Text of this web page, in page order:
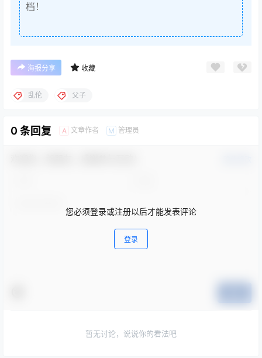
档！
海报分享 收藏
乱伦 父子
0 条回复 A 文章作者 M 管理员
您必须登录或注册以后才能发表评论
登录
暂无讨论，说说你的看法吧